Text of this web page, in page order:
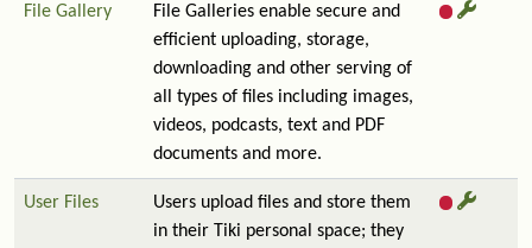
File Gallery
File Galleries enable secure and
efficient uploading, storage,
downloading and other serving of
all types of files including images,
videos, podcasts, text and PDF
documents and more.
User Files
Users upload files and store them
in their Tiki personal space; they